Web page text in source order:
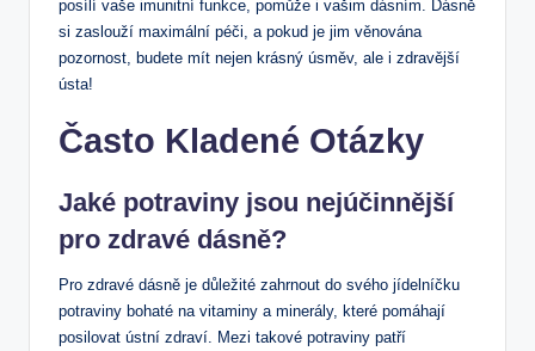
posílí vaše imunitní funkce, ⁣pomůže i vašim dásním. Dásně
si zaslouží maximální péči, a pokud je jim ‌věnována
pozornost, budete mít nejen krásný‌ úsměv, ale i zdravější
ústa!
Často Kladené Otázky
Jaké potraviny jsou nejúčinnější
pro zdravé dásně?
Pro zdravé⁤ dásně je‍ důležité zahrnout do svého ‌jídelníčku
potraviny bohaté na vitaminy ‍a minerály, které pomáhají
posilovat ústní⁤ zdraví.⁤ Mezi takové potraviny patří